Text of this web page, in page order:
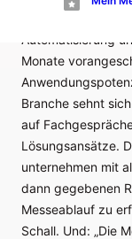
Automatisierung
Monate
Branche sehnt
auf
Lösungsansätze.
unternehmen mit
dann gegebenen
Messeablauf zu
Schall. Und: „Die